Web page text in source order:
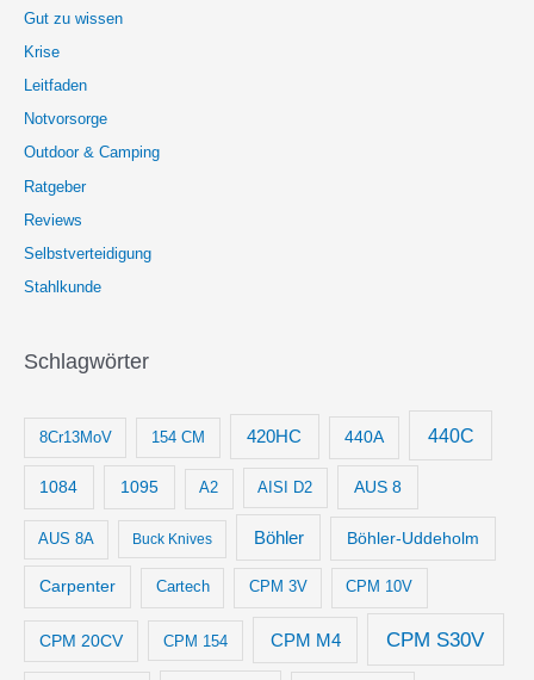
Gut zu wissen
Krise
Leitfaden
Notvorsorge
Outdoor & Camping
Ratgeber
Reviews
Selbstverteidigung
Stahlkunde
Schlagwörter
8Cr13MoV 154 CM 420HC 440A 440C
1084 1095 A2 AISI D2 AUS 8
AUS 8A Buck Knives Böhler Böhler-Uddeholm
Carpenter Cartech CPM 3V CPM 10V
CPM 20CV CPM 154 CPM M4 CPM S30V